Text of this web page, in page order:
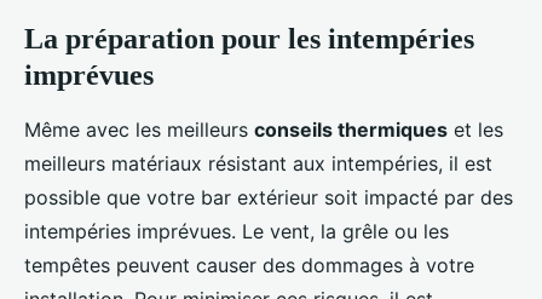
La préparation pour les intempéries
imprévues
Même avec les meilleurs conseils thermiques et les
meilleurs matériaux résistant aux intempéries, il est
possible que votre bar extérieur soit impacté par des
intempéries imprévues. Le vent, la grêle ou les
tempêtes peuvent causer des dommages à votre